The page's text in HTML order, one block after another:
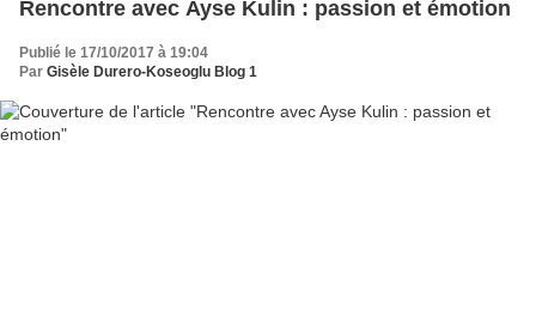
Rencontre avec Ayse Kulin : passion et émotion
Publié le 17/10/2017 à 19:04
Par Gisèle Durero-Koseoglu Blog 1